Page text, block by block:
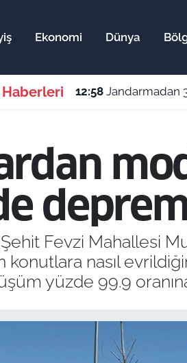
Ekonomi Dünya
Haberleri 12:58 Jandarmadan
Fevzi Mahallesi
nasıl
yüzde 99.9